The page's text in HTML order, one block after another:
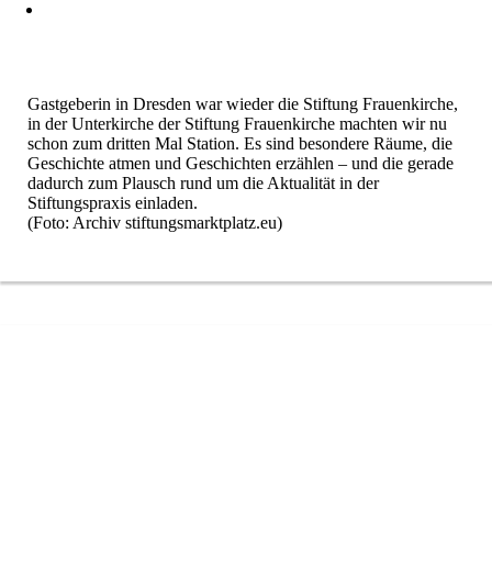
Gastgeberin in Dresden war wieder die Stiftung Frauenkirche,
in der Unterkirche der Stiftung Frauenkirche machten wir nu
schon zum dritten Mal Station. Es sind besondere Räume, die
Geschichte atmen und Geschichten erzählen – und die gerade
dadurch zum Plausch rund um die Aktualität in der
Stiftungspraxis einladen.
(Foto: Archiv stiftungsmarktplatz.eu)